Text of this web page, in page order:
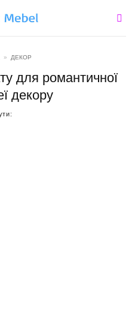
» ДЕКОР
для романтичної
декору